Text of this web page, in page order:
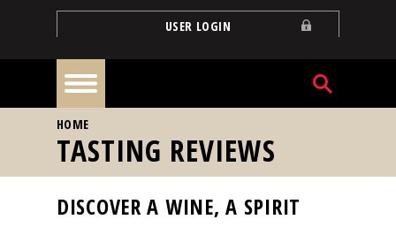
USER LOGIN
Home
YOU ARE HERE
HOME
TASTING REVIEWS
DISCOVER A WINE, A SPIRIT